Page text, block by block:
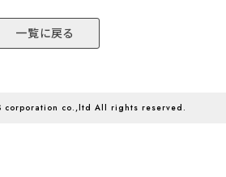
一覧に戻る
corporation co.,ltd All rights reserved.